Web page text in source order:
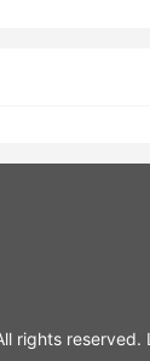
rights reserved.